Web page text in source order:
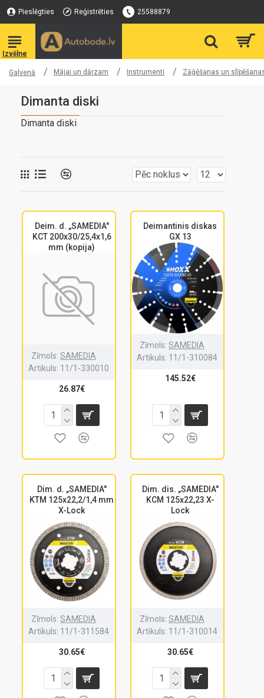
Pieslēgties Reģistrēties 25588879
Galvenā Mājai un dārzam Instrumenti Zāģēšanas un
Dimanta diski
Dimanta diski
Deim. d. „SAMEDIA"
KCT 200x30/25,4x1,6
mm (kopija)
Zīmols: SAMEDIA
Artikuls: 11/1-330010
26.87€
Deimantinis diskas
GX 13
Zīmols: SAMEDIA
Artikuls: 11/1-310084
145.52€
Dim. d. „SAMEDIA"
KTM 125x22,2/1,4 mm
X-Lock
Zīmols: SAMEDIA
Artikuls: 11/1-311584
30.65€
Dim. dis. „SAMEDIA"
KCM 125x22,23 X-
Lock
Zīmols: SAMEDIA
Artikuls: 11/1-310014
30.65€